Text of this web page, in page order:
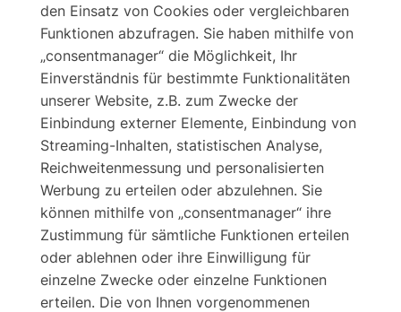
den Einsatz von Cookies oder vergleichbaren
Funktionen abzufragen. Sie haben mithilfe von
„consentmanager“ die Möglichkeit, Ihr
Einverständnis für bestimmte Funktionalitäten
unserer Website, z.B. zum Zwecke der
Einbindung externer Elemente, Einbindung von
Streaming-Inhalten, statistischen Analyse,
Reichweitenmessung und personalisierten
Werbung zu erteilen oder abzulehnen. Sie
können mithilfe von „consentmanager“ ihre
Zustimmung für sämtliche Funktionen erteilen
oder ablehnen oder ihre Einwilligung für
einzelne Zwecke oder einzelne Funktionen
erteilen. Die von Ihnen vorgenommenen